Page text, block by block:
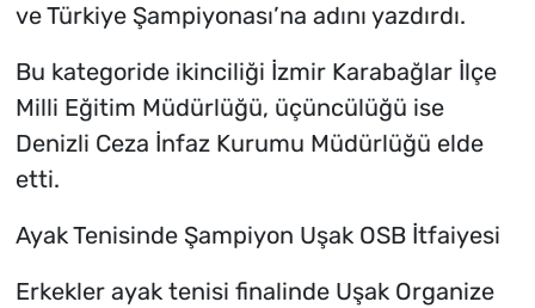
ve Türkiye Şampiyonası’na adını yazdırdı.
Bu kategoride ikinciliği İzmir Karabağlar İlçe
Milli Eğitim Müdürlüğü, üçüncülüğü ise
Denizli Ceza İnfaz Kurumu Müdürlüğü elde
etti.
Ayak Tenisinde Şampiyon Uşak OSB İtfaiyesi
Erkekler ayak tenisi finalinde Uşak Organize